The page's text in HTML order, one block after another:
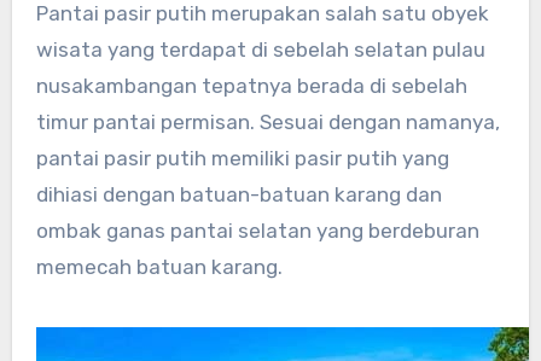
Pantai pasir putih merupakan salah satu obyek
wisata yang terdapat di sebelah selatan pulau
nusakambangan tepatnya berada di sebelah
timur pantai permisan. Sesuai dengan namanya,
pantai pasir putih memiliki pasir putih yang
dihiasi dengan batuan-batuan karang dan
ombak ganas pantai selatan yang berdeburan
memecah batuan karang.